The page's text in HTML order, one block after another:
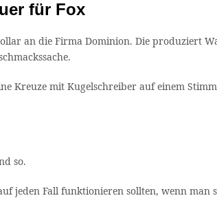
für Fox
an die Firma Dominion. Die
Kreuze mit Kugelschreiber auf einem
so.
jeden Fall funktionieren sollten, wenn